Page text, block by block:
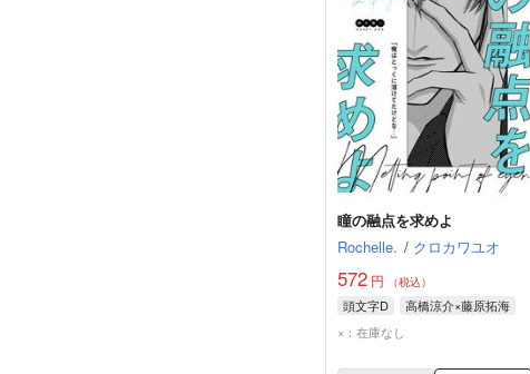
瞳の融点を求めよ
Rochelle. / クロカワユオ
572 円 （税込）
頭文字D
高橋涼介×藤原拓海
×：在庫なし